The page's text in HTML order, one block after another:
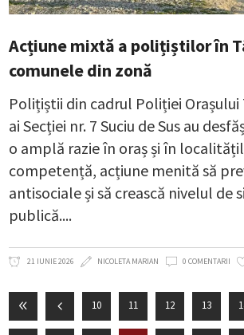
Acțiune mixtă a polițiștilor în
comunele din zonă
Polițiștii din cadrul Poliției Orașului
ai Secției nr. 7 Suciu de Sus au
o amplă razie în oraș și în
competență, acțiune menită să
antisociale și să crească nivelul de
publică.
21 IUNIE 2026 NICOLETA MARIAN 0 COMENTARII
10 11 12 13